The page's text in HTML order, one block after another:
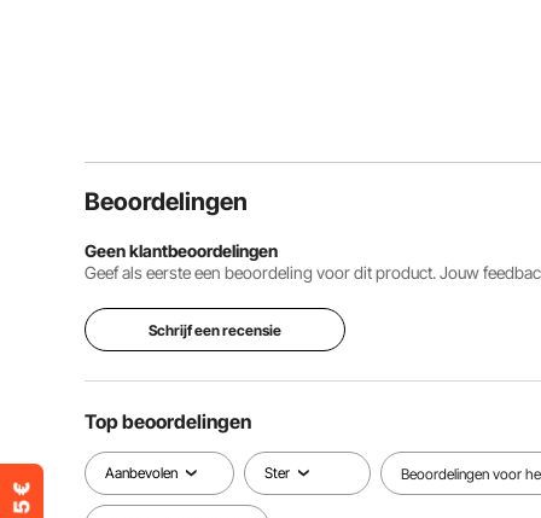
Beoordelingen
Geen klantbeoordelingen
Geef als eerste een beoordeling voor dit product. Jouw
Schrijf een recensie
Top beoordelingen
Aanbevolen Ster Beoordelingen voor